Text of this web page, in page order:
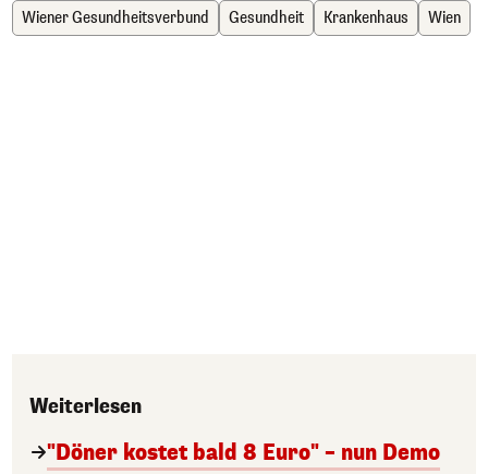
Wiener Gesundheitsverbund Gesundheit Krankenhaus Wien
Weiterlesen
"Döner kostet bald 8 Euro" – nun Demo